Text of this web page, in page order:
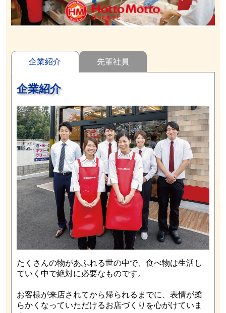
企業紹介 先輩社員
企業紹介
たくさんの物があふれる世の中で、食べ物は生活し
ていく中で絶対に必要なものです。
お客様が来店されてから帰られるまでに、表情が柔
らかくなっていただけるお店づくりを心がけていま